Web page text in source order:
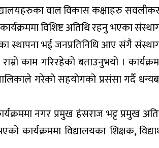
वाल विकास कक्षाहरु
विशिष्ट अतिथि रहनु भएका
स्थापना भई जनप्रतिनिधि आए संगै
काम गरिरहेको बताउनुभयो ।
गरेको सहयोगको प्रसंसा गर्दै
नगर प्रमुख हंसराज भट्ट प्रमुख
कार्यक्रममा विद्यालयका शिक्षक,